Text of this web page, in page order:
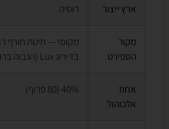
ארץ ייצור רוסיה
מקור
הספירט
מקומי — חיטת חורף
בדירוג Lux (הגבוה ברוסיה)
אחוז
אלכוהול
40% (80 פרוף)